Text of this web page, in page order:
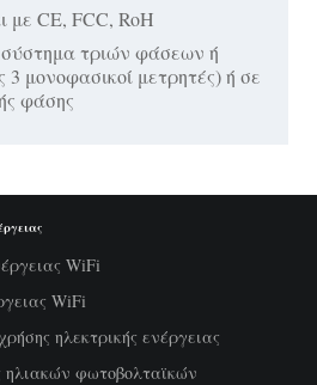
CE, FCC, RoH
τριών φάσεων ή
μονοφασικοί μετρητές) ή σε
φάσης
WiFi
WiFi
ηλεκτρικής ενέργειας
φωτοβολταϊκών